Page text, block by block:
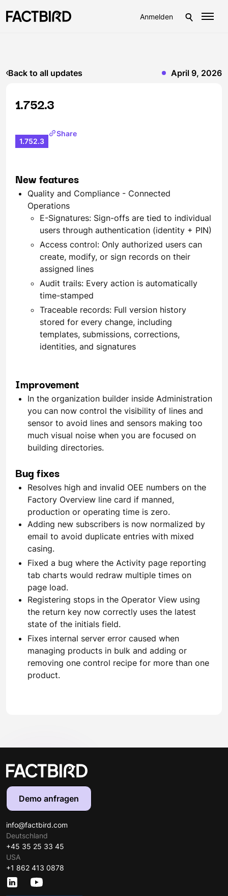
Anmelden
Back to all updates April 9, 2026
1.752.3
1.752.3
Share
New features
Quality and Compliance - Connected
Operations
E-Signatures: Sign-offs are tied to individual
users through authentication (identity + PIN)
Access control: Only authorized users can
create, modify, or sign records on their
assigned lines
Audit trails: Every action is automatically
time-stamped
Traceable records: Full version history
stored for every change, including
templates, submissions, corrections,
identities, and signatures
Improvement
In the organization builder inside Administration
you can now control the visibility of lines and
sensor to avoid lines and sensors making too
much visual noise when you are focused on
building directories.
Bug fixes
Resolves high and invalid OEE numbers on the
Factory Overview line card if manned,
production or operating time is zero.
Adding new subscribers is now normalized by
email to avoid duplicate entries with mixed
casing.
Fixed a bug where the Activity page reporting
tab charts would redraw multiple times on
page load.
Registering stops in the Operator View using
the return key now correctly uses the latest
state of the initials field.
Fixes internal server error caused when
managing products in bulk and adding or
removing one control recipe for more than one
product.
Demo anfragen
info@factbird.com
Deutschland
+45 35 25 33 45
USA
+1 862 413 0878